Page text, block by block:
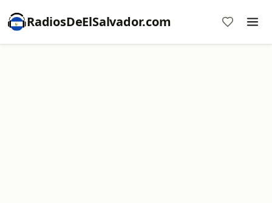
RadiosDeElSalvador.com